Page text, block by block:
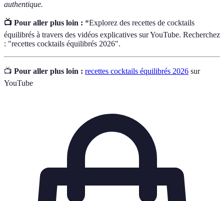
authentique.
📺 Pour aller plus loin : *Explorez des recettes de cocktails
équilibrés à travers des vidéos explicatives sur YouTube. Recherchez
: "recettes cocktails équilibrés 2026".
📺 Pour aller plus loin : recettes cocktails équilibrés 2026 sur
YouTube